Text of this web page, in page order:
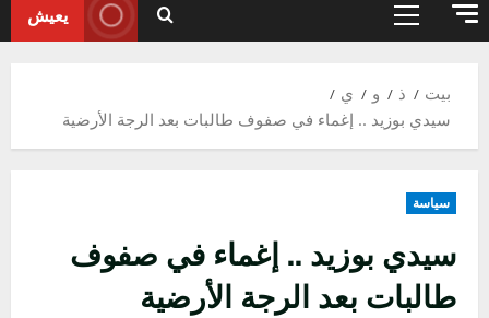
القائمة
يعيش
بيت ذ و
ي
سيدي بوزيد .. إغماء في صفوف طالبات بعد الرجة الأرضية
سياسة
سيدي بوزيد .. إغماء في صفوف
طالبات بعد الرجة الأرضية